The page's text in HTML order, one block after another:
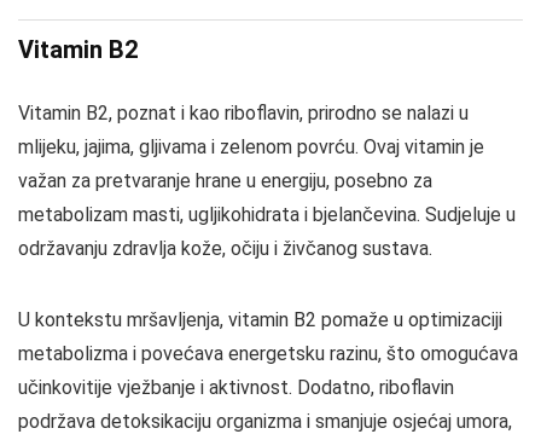
Vitamin B2
Vitamin B2, poznat i kao riboflavin, prirodno se nalazi u
mlijeku, jajima, gljivama i zelenom povrću. Ovaj vitamin je
važan za pretvaranje hrane u energiju, posebno za
metabolizam masti, ugljikohidrata i bjelančevina. Sudjeluje u
održavanju zdravlja kože, očiju i živčanog sustava.
U kontekstu mršavljenja, vitamin B2 pomaže u optimizaciji
metabolizma i povećava energetsku razinu, što omogućava
učinkovitije vježbanje i aktivnost. Dodatno, riboflavin
podržava detoksikaciju organizma i smanjuje osjećaj umora,